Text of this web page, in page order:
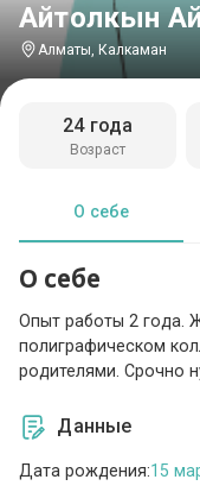
Айтолкын
Алматы, Калкаман
Возраст
24 года
О себе
О себе
Опыт работы 2 года.
полиграфическом
родителями. Срочно
Данные
Дата рождения:15